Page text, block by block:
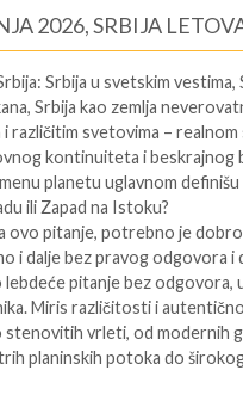
2026, SRBIJA
: Srbija u svetskim
Srbija kao zemlja
i različitim svetovima –
kontinuiteta i
planetu uglavnom
ili Zapad na Istoku?
ovo pitanje, potrebno je
i dalje bez pravog odgovora
pitanje bez
Miris različitosti i
stenovitih vrleti, od modernih
planinskih potoka do